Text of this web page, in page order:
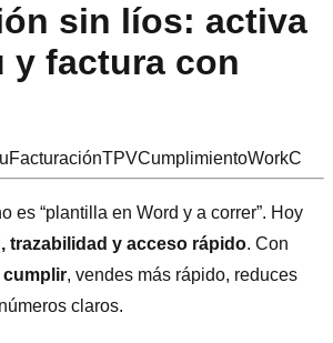
sin líos: activa
y factura con
FacturaciónTPVCumplimientoWorkC
es “plantilla en Word y a correr”. Hoy
trazabilidad y acceso rápido. Con
cumplir, vendes más rápido, reduces
claros.